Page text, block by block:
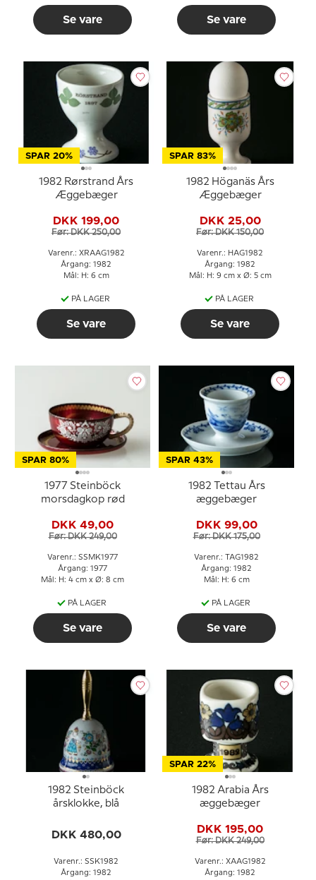
Se vare Se vare
SPAR 20%
1982 Rørstrand Års
Æggebæger
DKK 199,00
Før: DKK 250,00
Varenr.: XRAAG1982
Årgang: 1982
Mål: H: 6 cm
PÅ LAGER
Se vare
SPAR 83%
1982 Höganäs Års
Æggebæger
DKK 25,00
Før: DKK 150,00
Varenr.: HAG1982
Årgang: 1982
Mål: H: 9 cm x Ø: 5 cm
PÅ LAGER
Se vare
SPAR 80%
1977 Steinböck
morsdagkop rød
DKK 49,00
Før: DKK 249,00
Varenr.: SSMK1977
Årgang: 1977
Mål: H: 4 cm x Ø: 8 cm
PÅ LAGER
Se vare
SPAR 43%
1982 Tettau Års
æggebæger
DKK 99,00
Før: DKK 175,00
Varenr.: TAG1982
Årgang: 1982
Mål: H: 6 cm
PÅ LAGER
Se vare
1982 Steinböck
årsklokke, blå
DKK 480,00
Varenr.: SSK1982
Årgang: 1982
SPAR 22%
1982 Arabia Års
æggebæger
DKK 195,00
Før: DKK 249,00
Varenr.: XAAG1982
Årgang: 1982